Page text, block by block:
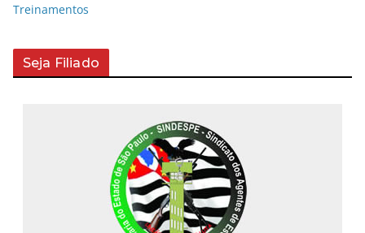
Treinamentos
Seja Filiado